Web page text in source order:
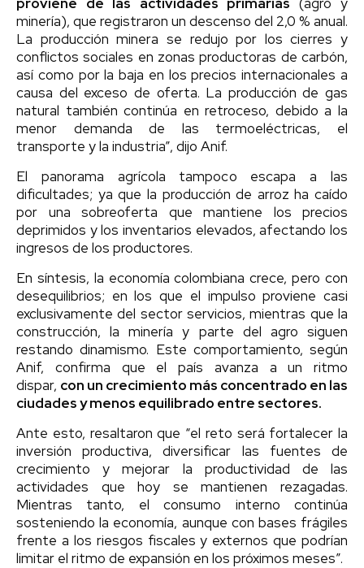
minería), que registraron un descenso del 2,0 % anual.
La producción minera se redujo por los cierres y
conflictos sociales en zonas productoras de carbón,
así como por la baja en los precios internacionales a
causa del exceso de oferta. La producción de gas
natural también continúa en retroceso, debido a la
menor demanda de las termoeléctricas, el
transporte y la industria”, dijo Anif.
El panorama agrícola tampoco escapa a las
dificultades; ya que la producción de arroz ha caído
por una sobreoferta que mantiene los precios
deprimidos y los inventarios elevados, afectando los
ingresos de los productores.
En síntesis, la economía colombiana crece, pero con
desequilibrios; en los que el impulso proviene casi
exclusivamente del sector servicios, mientras que la
construcción, la minería y parte del agro siguen
restando dinamismo. Este comportamiento, según
Anif, confirma que el país avanza a un ritmo
dispar, con un crecimiento más concentrado en las
ciudades y menos equilibrado entre sectores.
Ante esto, resaltaron que “el reto será fortalecer la
inversión productiva, diversificar las fuentes de
crecimiento y mejorar la productividad de las
actividades que hoy se mantienen rezagadas.
Mientras tanto, el consumo interno continúa
sosteniendo la economía, aunque con bases frágiles
frente a los riesgos fiscales y externos que podrían
limitar el ritmo de expansión en los próximos meses”.